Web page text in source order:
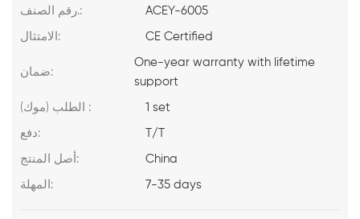
رقم الصنف.: ACEY-6005
الامتثال: CE Certified
ضمان:
One-year warranty with lifetime
support
الطلب (موك) : 1 set
دفع: T/T
أصل المنتج: China
المهلة: 7-35 days